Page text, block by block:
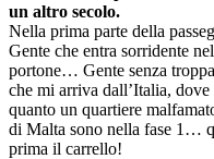
un altro secolo.
Nella prima parte della
Gente che entra sorridente
portone… Gente senza
che mi arriva dall’Italia,
quanto un quartiere
di Malta sono nella fase 1…
prima il carrello!